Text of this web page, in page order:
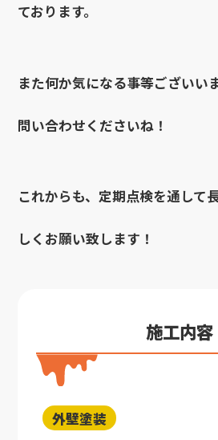
ております。
また何か気になる事等ございい
問い合わせくださいね！
これからも、定期点検を通して
しくお願い致します！
施工内容
外壁塗装